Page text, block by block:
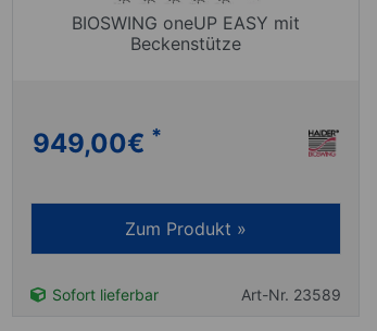
BIOSWING oneUP EASY mit
Beckenstütze
949,00€ *
Zum Produkt »
Sofort lieferbar Art-Nr. 23589